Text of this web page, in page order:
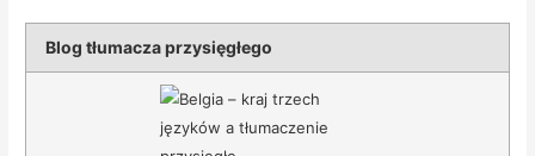
Blog tłumacza przysięgłego